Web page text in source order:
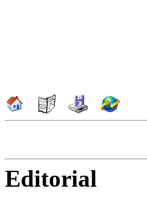
Editorial